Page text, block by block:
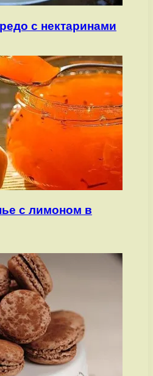
с нектаринами
с лимоном в